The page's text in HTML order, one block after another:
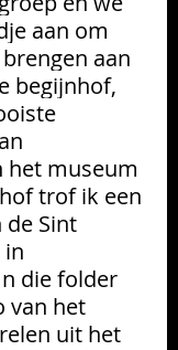
aan om
aan
begijnhof,
het museum
trof ik een
Sint
in
die folder
van het
uit het